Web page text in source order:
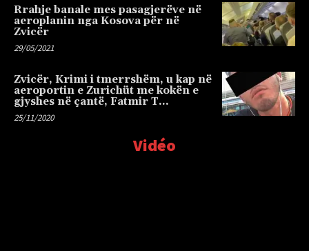
Rrahje banale mes pasagjerëve në
aeroplanin nga Kosova për në
Zvicër
29/05/2021
Zvicër, Krimi i tmerrshëm, u kap në
aeroportin e Zurichüt me kokën e
gjyshes në çantë, Fatmir T…
25/11/2020
Vidéo